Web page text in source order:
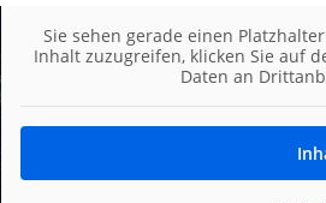
Sie sehen gerade einen
Inhalt zuzugreifen, klicken Sie auf
Daten an